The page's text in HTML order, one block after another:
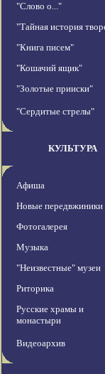
"Слово о..."
"Тайная история
"Книга писем"
"Кошачий ящик"
"Золотые прииски"
"Сердитые стрелы"
КУЛЬТУРА
Афиша
Новые передвжиники
Фотогалерея
Музыка
"Неизвестные" музеи
Риторика
Русские храмы и
монастыри
Видеоархив